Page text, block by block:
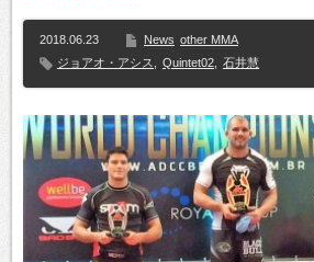
2018.06.23 News other MMA
ジョアオ・アシス
Quintet02 石井慧